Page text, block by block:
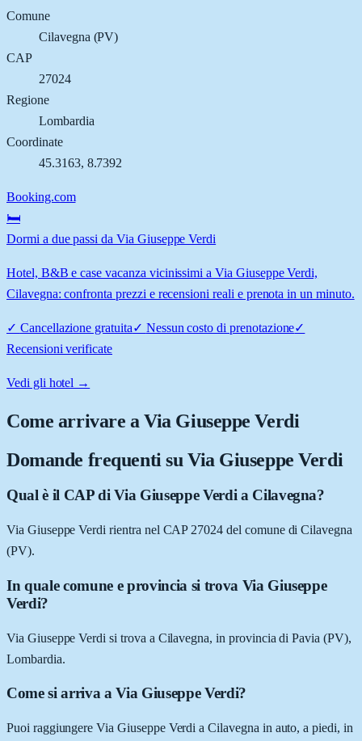
Comune
Cilavegna (PV)
CAP
27024
Regione
Lombardia
Coordinate
45.3163, 8.7392
Booking.com
🛏️
Dormi a due passi da Via Giuseppe Verdi
Hotel, B&B e case vacanza vicinissimi a Via Giuseppe Verdi,
Cilavegna: confronta prezzi e recensioni reali e prenota in un minuto.
✓ Cancellazione gratuita✓ Nessun costo di prenotazione✓
Recensioni verificate
Vedi gli hotel →
Come arrivare aVia Giuseppe Verdi
Domande frequenti su Via Giuseppe Verdi
Qual è il CAP di Via Giuseppe Verdi a Cilavegna?
Via Giuseppe Verdi rientra nel CAP 27024 del comune di Cilavegna
(PV).
In quale comune e provincia si trova Via Giuseppe
Verdi?
Via Giuseppe Verdi si trova a Cilavegna, in provincia di Pavia (PV),
Lombardia.
Come si arriva a Via Giuseppe Verdi?
Puoi raggiungere Via Giuseppe Verdi a Cilavegna in auto, a piedi, in